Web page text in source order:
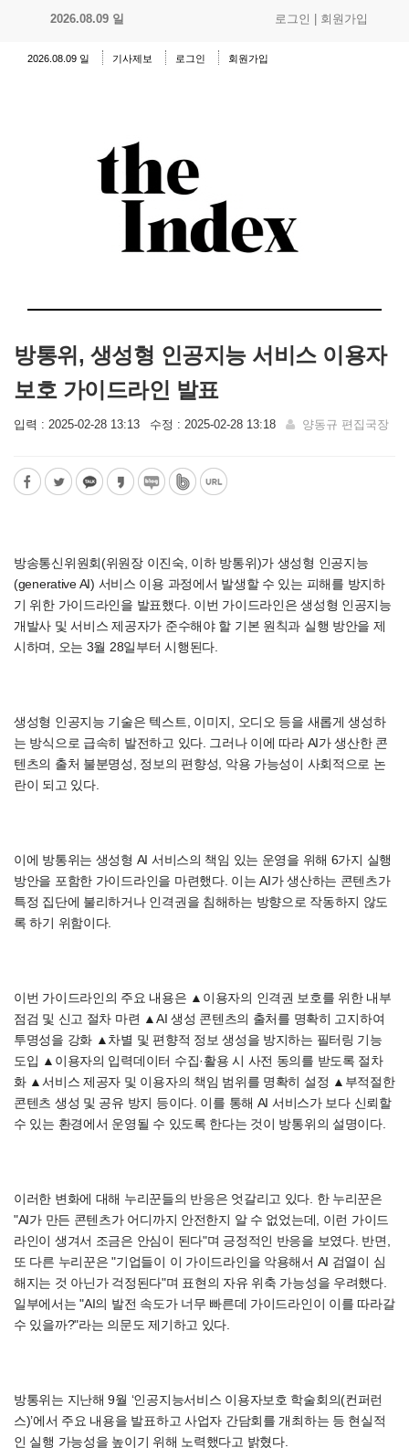
2026.08.09 일 로그인 회원가입
2026.08.09 일 기사제보 로그인 회원가입
방통위, 생성형 인공지능 서비스 이용자
보호 가이드라인 발표
입력 : 2025-02-28 13:13 수정 : 2025-02-28 13:18 양동규 편집국장
방송통신위원회(위원장 이진숙, 이하 방통위)가 생성형 인공지능
(generative AI) 서비스 이용 과정에서 발생할 수 있는 피해를 방지하
기 위한 가이드라인을 발표했다. 이번 가이드라인은 생성형 인공지능
개발사 및 서비스 제공자가 준수해야 할 기본 원칙과 실행 방안을 제
시하며, 오는 3월 28일부터 시행된다.
생성형 인공지능 기술은 텍스트, 이미지, 오디오 등을 새롭게 생성하
는 방식으로 급속히 발전하고 있다. 그러나 이에 따라 AI가 생산한 콘
텐츠의 출처 불분명성, 정보의 편향성, 악용 가능성이 사회적으로 논
란이 되고 있다.
이에 방통위는 생성형 AI 서비스의 책임 있는 운영을 위해 6가지 실행
방안을 포함한 가이드라인을 마련했다. 이는 AI가 생산하는 콘텐츠가
특정 집단에 불리하거나 인격권을 침해하는 방향으로 작동하지 않도
록 하기 위함이다.
이번 가이드라인의 주요 내용은 ▲이용자의 인격권 보호를 위한 내부
점검 및 신고 절차 마련 ▲AI 생성 콘텐츠의 출처를 명확히 고지하여
투명성을 강화 ▲차별 및 편향적 정보 생성을 방지하는 필터링 기능
도입 ▲이용자의 입력데이터 수집·활용 시 사전 동의를 받도록 절차
화 ▲서비스 제공자 및 이용자의 책임 범위를 명확히 설정 ▲부적절한
콘텐츠 생성 및 공유 방지 등이다. 이를 통해 AI 서비스가 보다 신뢰할
수 있는 환경에서 운영될 수 있도록 한다는 것이 방통위의 설명이다.
이러한 변화에 대해 누리꾼들의 반응은 엇갈리고 있다. 한 누리꾼은
"AI가 만든 콘텐츠가 어디까지 안전한지 알 수 없었는데, 이런 가이드
라인이 생겨서 조금은 안심이 된다"며 긍정적인 반응을 보였다. 반면,
또 다른 누리꾼은 "기업들이 이 가이드라인을 악용해서 AI 검열이 심
해지는 것 아닌가 걱정된다"며 표현의 자유 위축 가능성을 우려했다.
일부에서는 "AI의 발전 속도가 너무 빠른데 가이드라인이 이를 따라갈
수 있을까?"라는 의문도 제기하고 있다.
방통위는 지난해 9월 ‘인공지능서비스 이용자보호 학술회의(컨퍼런
스)’에서 주요 내용을 발표하고 사업자 간담회를 개최하는 등 현실적
인 실행 가능성을 높이기 위해 노력했다고 밝혔다.